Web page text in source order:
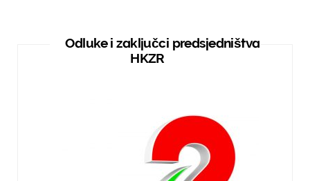
Odluke i zaključci predsjedništva
HKZR